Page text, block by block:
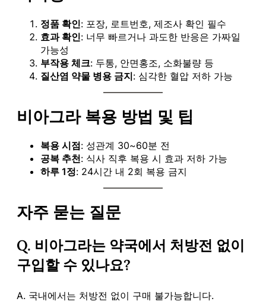
정품 확인: 포장, 로트번호, 제조사 확인 필수
효과 확인: 너무 빠르거나 과도한 반응은 가짜일
가능성
부작용 체크: 두통, 안면홍조, 소화불량 등
질산염 약물 병용 금지: 심각한 혈압 저하 가능
비아그라 복용 방법 및 팁
복용 시점: 성관계 30~60분 전
공복 추천: 식사 직후 복용 시 효과 저하 가능
하루 1정: 24시간 내 2회 복용 금지
자주 묻는 질문
Q. 비아그라는 약국에서 처방전 없이
구입할 수 있나요?
A. 국내에서는 처방전 없이 구매 불가능합니다.